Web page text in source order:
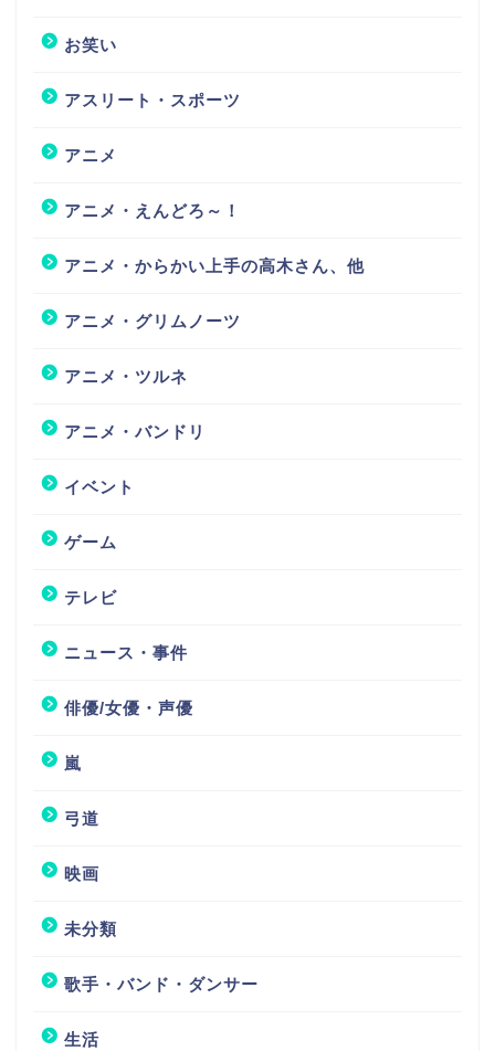
お笑い
アスリート・スポーツ
アニメ
アニメ・えんどろ～！
アニメ・からかい上手の高木さん、他
アニメ・グリムノーツ
アニメ・ツルネ
アニメ・バンドリ
イベント
ゲーム
テレビ
ニュース・事件
俳優/女優・声優
嵐
弓道
映画
未分類
歌手・バンド・ダンサー
生活